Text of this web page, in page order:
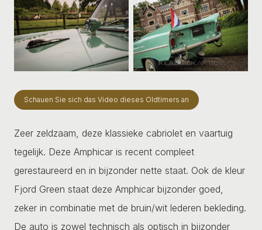
Schauen Sie sich das Video dieses Oldtimers an
Zeer zeldzaam, deze klassieke cabriolet en vaartuig
tegelijk. Deze Amphicar is recent compleet
gerestaureerd en in bijzonder nette staat. Ook de kleur
Fjord Green staat deze Amphicar bijzonder goed,
zeker in combinatie met de bruin/wit lederen bekleding.
De auto is zowel technisch als optisch in bijzonder